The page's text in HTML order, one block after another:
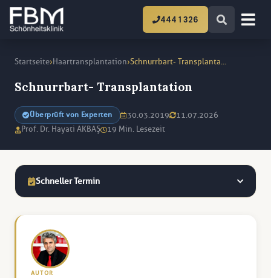
444 1 326
Startseite›Haartransplantation›
Schnurrbart- Transplantation
Überprüft von Experten 30.03.2019
11.07.2026
Prof. Dr. Hayati AKBAŞ
19 Min. Lesezeit
Schneller Termin
AUTOR